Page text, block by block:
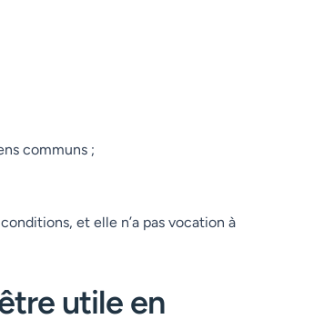
communs ;
et elle n’a pas vocation à
utile en